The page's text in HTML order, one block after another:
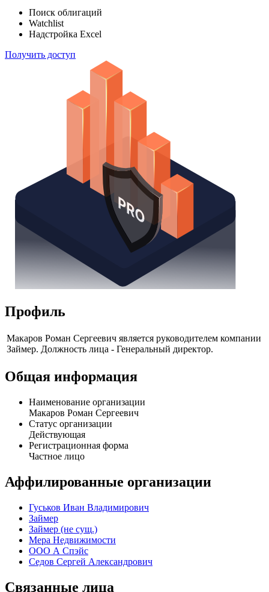
Поиск облигаций
Watchlist
Надстройка Excel
Получить доступ
Профиль
Макаров Роман Сергеевич является руководителем компании
Займер. Должность лица - Генеральный директор.
Общая информация
Наименование организации
Макаров Роман Сергеевич
Статус организации
Действующая
Регистрационная форма
Частное лицо
Аффилированные организации
Гуськов Иван Владимирович
Займер
Займер (не сущ.)
Мера Недвижимости
ООО А Спэйс
Седов Сергей Александрович
Связанные лица